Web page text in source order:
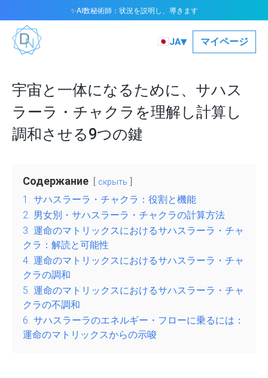
🇯🇵JA▾ マイページ
宇宙と一体になるために、サハス
ラーラ・チャクラを理解し計算し
調和させる9つの鍵
Содержание скрыть
1. サハスラーラ・チャクラ：役割と機能
2. 男女別・サハスラーラ・チャクラの計算方法
3. 運命のマトリックスにおけるサハスラーラ・チャ
クラ：解読と可能性
4. 運命のマトリックスにおけるサハスラーラ・チャ
クラの調和
5. 運命のマトリックスにおけるサハスラーラ・チャ
クラの不調和
6. サハスラーラのエネルギー・フローに乗るには：
運命のマトリックスからの示唆
✨AI数秘術師：状況を説明し、導きます